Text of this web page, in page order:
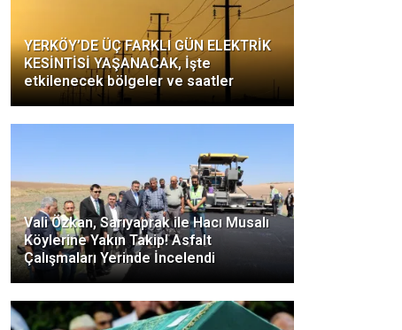
YERKÖY’DE ÜÇ FARKLI GÜN ELEKTRİK
KESİNTİSİ YAŞANACAK, İşte
etkilenecek bölgeler ve saatler
Vali Özkan, Sarıyaprak ile Hacı Musalı
Köylerine Yakın Takip! Asfalt
Çalışmaları Yerinde İncelendi